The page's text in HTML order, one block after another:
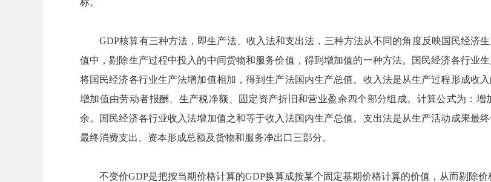
标。
GDP核算有三种方法，即生产法、收入法和支出法，三种方法从不同的角度反映国民经济
值中，剔除生产过程中投入的中间货物和服务价值，得到增加值的一种方法。国民经济各行业
将国民经济各行业生产法增加值相加，得到生产法国内生产总值。收入法是从生产过程形成收
增加值由劳动者报酬、生产税净额、固定资产折旧和营业盈余四个部分组成。计算公式为：
余。国民经济各行业收入法增加值之和等于收入法国内生产总值。支出法是从生产活动成果最
最终消费支出、资本形成总额及货物和服务净出口三部分。
不变价GDP是把按当期价格计算的GDP换算成按某个固定基期价格计算的价值，从而剔除价